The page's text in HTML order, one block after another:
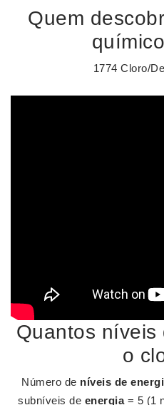
Quem
1774 Cloro/
Quantos níveis
o
Número de níveis de
subníveis de energia= 5 (1